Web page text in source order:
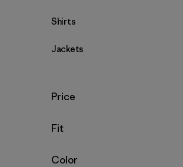
Shirts
Jackets
Filtrar por
Price
Filtrar por
Fit
Filtrar por
Color